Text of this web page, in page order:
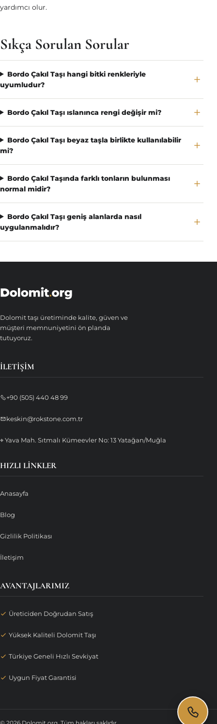
yardımcı olur.
Sıkça Sorulan Sorular
Bordo Çakıl Taşı hangi bitki renkleriyle
uyumludur?
Bordo Çakıl Taşı ıslanınca rengi değişir mi?
Bordo Çakıl Taşı beyaz taşla birlikte kullanılabilir
mi?
Bordo Çakıl Taşında farklı tonların bulunması
normal midir?
Bordo Çakıl Taşı geniş alanlarda nasıl
uygulanmalıdır?
Dolomit taşı üretiminde kalite, güven ve
müşteri memnuniyetini ön planda
tutuyoruz.
İLETIŞIM
+90 (505) 440 48 99
keskin@rokstone.com.tr
⌖ Yava Mah. Sıtmalı Kümeevler No: 13 Yatağan/Muğla
HIZLI LINKLER
Anasayfa
Blog
Gizlilik Politikası
İletişim
AVANTAJLARIMIZ
Üreticiden Doğrudan Satış
Yüksek Kaliteli Dolomit Taşı
Türkiye Geneli Hızlı Sevkiyat
Uygun Fiyat Garantisi